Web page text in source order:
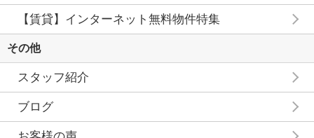
【賃貸】インターネット無料物件特集
その他
スタッフ紹介
ブログ